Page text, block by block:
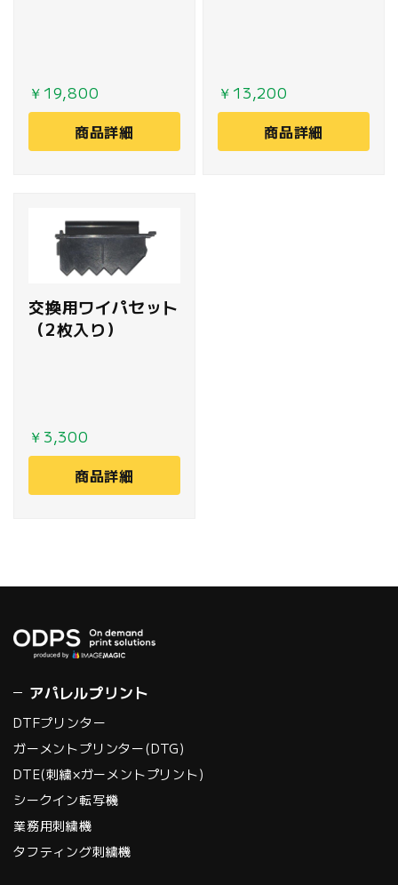
￥19,800
商品詳細
￥13,200
商品詳細
交換用ワイパセット
（2枚入り）
￥3,300
商品詳細
アパレルプリント
DTFプリンター
ガーメントプリンター(DTG)
DTE(刺繍×ガーメントプリント)
シークイン転写機
業務用刺繍機
タフティング刺繍機